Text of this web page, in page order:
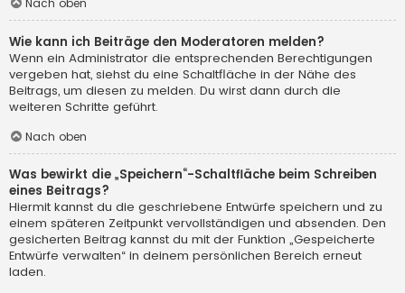
Nach oben
Wie kann ich Beiträge den Moderatoren melden?
Wenn ein Administrator die entsprechenden Berechtigungen
vergeben hat, siehst du eine Schaltfläche in der Nähe des
Beitrags, um diesen zu melden. Du wirst dann durch die
weiteren Schritte geführt.
Nach oben
Was bewirkt die „Speichern“-Schaltfläche beim Schreiben
eines Beitrags?
Hiermit kannst du die geschriebene Entwürfe speichern und zu
einem späteren Zeitpunkt vervollständigen und absenden. Den
gesicherten Beitrag kannst du mit der Funktion „Gespeicherte
Entwürfe verwalten“ in deinem persönlichen Bereich erneut
laden.